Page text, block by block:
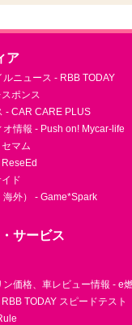
ア
ニュース - RBB TODAY
ポンス
- CAR CARE PLUS
情報 - Push on! Mycar-life
マム
ド
外） - Game*Spark
サービス
価格、車レビュー情報 - e
TODAY スピードテスト